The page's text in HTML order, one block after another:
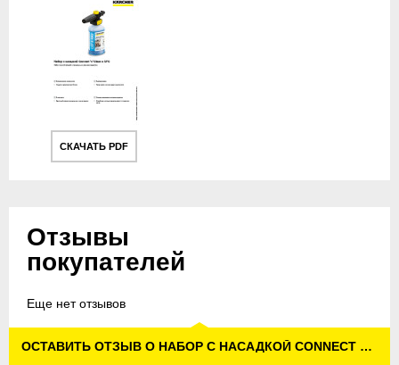
СКАЧАТЬ PDF
Отзывы
покупателей
Еще нет отзывов
ОСТАВИТЬ ОТЗЫВ О НАБОР С НАСАДКОЙ CONNECT &#039;N&#039; CLEAN И UFC